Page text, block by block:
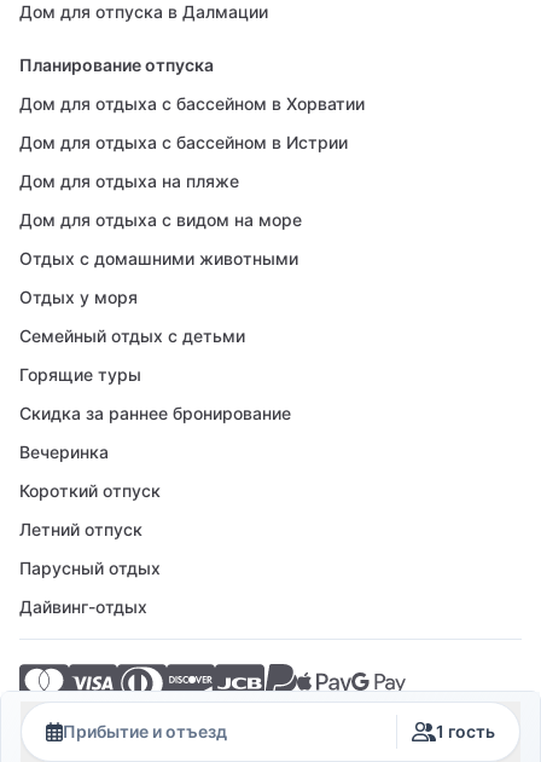
Прибытие и отъезд 1 гость
Дом для отпуска в Далмации
Планирование отпуска
Дом для отдыха с бассейном в Хорватии
Дом для отдыха с бассейном в Истрии
Дом для отдыха на пляже
Дом для отдыха с видом на море
Отдых с домашними животными
Отдых у моря
Семейный отдых с детьми
Горящие туры
Скидка за раннее бронирование
Вечеринка
Короткий отпуск
Летний отпуск
Парусный отдых
Дайвинг-отдых
© 2026 Crovillas GmbH